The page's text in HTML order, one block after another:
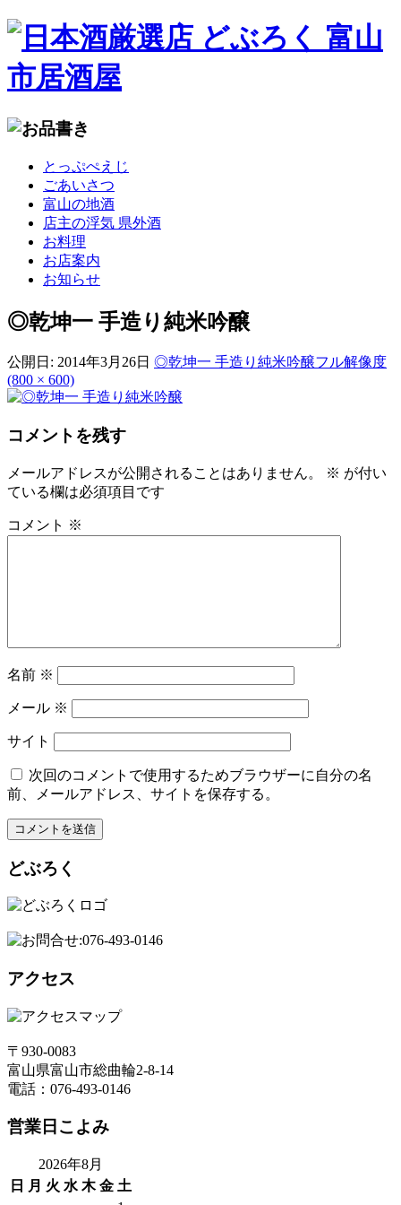
とっぷぺえじ
ごあいさつ
富山の地酒
店主の浮気 県外酒
お料理
お店案内
お知らせ
◎乾坤一 手造り純米吟醸
公開日: 2014年3月26日 ◎乾坤一 手造り純米吟醸フル解像度
(800 × 600)
コメントを残す
メールアドレスが公開されることはありません。 ※ が付い
ている欄は必須項目です
コメント ※
名前 ※
メール ※
サイト
次回のコメントで使用するためブラウザーに自分の名
前、メールアドレス、サイトを保存する。
どぶろく
アクセス
〒930-0083
富山県富山市総曲輪2-8-14
電話：076-493-0146
営業日こよみ
2026年8月
日
月 火 水 木 金 土